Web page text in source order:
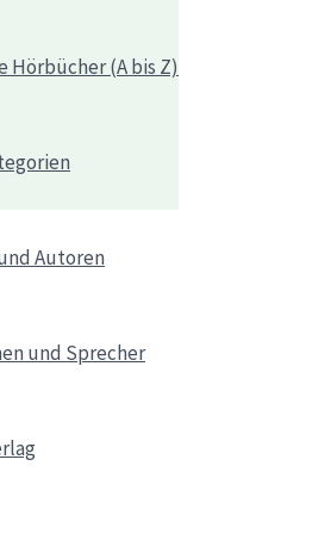
Hörbücher (A bis Z)
Autoren
und Sprecher